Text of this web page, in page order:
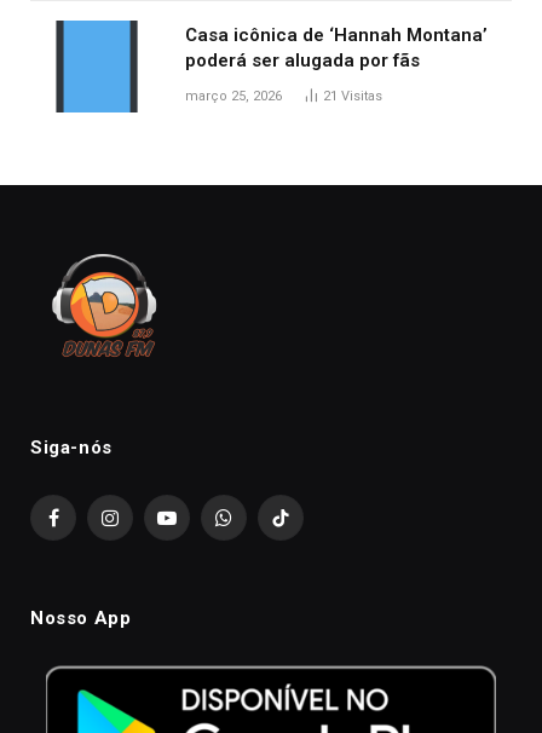
Casa icônica de ‘Hannah Montana’
poderá ser alugada por fãs
março 25, 2026 21 Visitas
Siga-nós
FacebookInstagramYouTubeWhatsAppTikTok
Nosso App